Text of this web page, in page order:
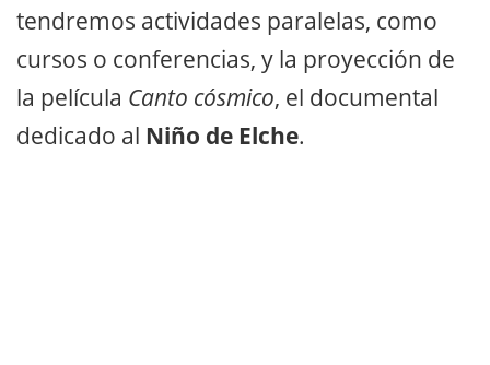
tendremos actividades paralelas, como
cursos o conferencias, y la proyección de
la película Canto cósmico, el documental
dedicado al Niño de Elche.